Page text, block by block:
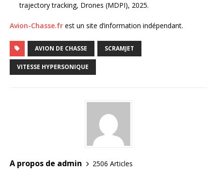
trajectory tracking, Drones (MDPI), 2025.
Avion-Chasse.fr est un site d’information indépendant.
AVION DE CHASSE SCRAMJET
VITESSE HYPERSONIQUE
A propos de admin
2506 Articles